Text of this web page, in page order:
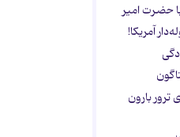
حضرت امیر
آمریکا!
ترور بارون